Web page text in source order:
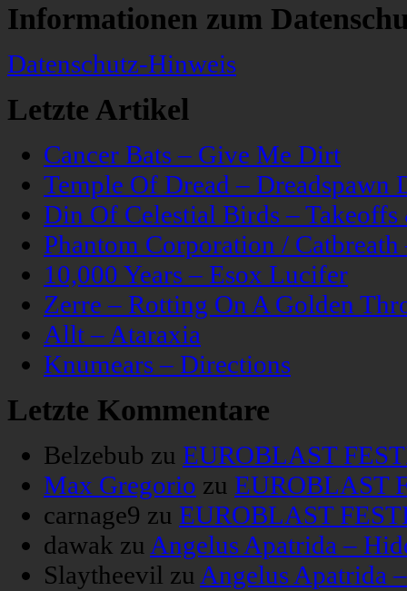
Informationen zum
Datenschutz-Hinweis
Letzte Artikel
Cancer Bats – Give Me Dirt
Temple Of Dread – Dreadspawn
Din Of Celestial Birds –
Phantom Corporation /
10,000 Years – Esox Lucifer
Zerre – Rotting On A Golden
Allt – Ataraxia
Knumears – Directions
Letzte Kommentare
Belzebub zu EUROBLAST
Max Gregorio zu EUROBLAST
carnage9 zu EUROBLAST
dawak zuAngelus Apatrida –
Slaytheevil zuAngelus Apatrida